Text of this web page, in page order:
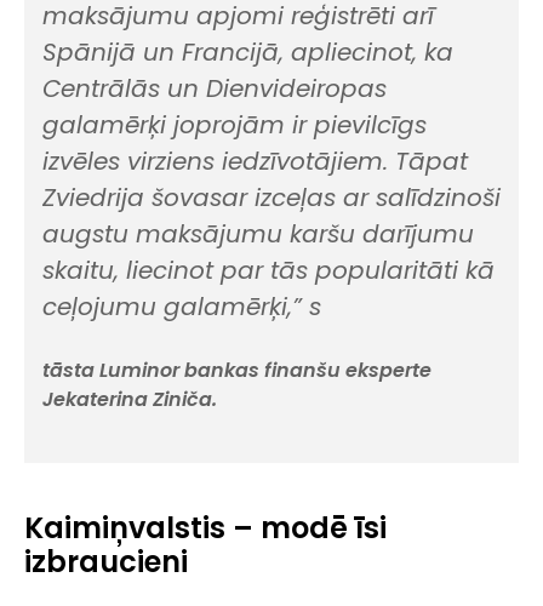
maksājumu apjomi reģistrēti arī
Spānijā un Francijā, apliecinot, ka
Centrālās un Dienvideiropas
galamērķi joprojām ir pievilcīgs
izvēles virziens iedzīvotājiem. Tāpat
Zviedrija šovasar izceļas ar salīdzinoši
augstu maksājumu karšu darījumu
skaitu, liecinot par tās popularitāti kā
ceļojumu galamērķi,” s
tāsta Luminor bankas finanšu eksperte
Jekaterina Ziniča.
Kaimiņvalstis – modē īsi
izbraucieni